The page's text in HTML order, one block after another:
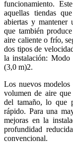
funcionamiento.
aquellas tiendas
abiertas y mantener
que también
aire caliente o frío,
dos tipos de
la instalación:
(3,0 m)2.
Los nuevos modelos
volumen de aire que
del tamaño, lo que
rápido. Para una
mejoras en la
profundidad
convencional.